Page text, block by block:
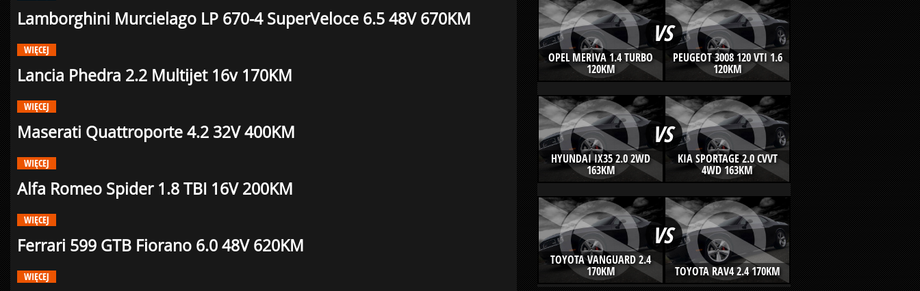
Lamborghini Murcielago LP 670-4 SuperVeloce 6.5 48V 670KM
WIĘCEJ
Lancia Phedra 2.2 Multijet 16v 170KM
WIĘCEJ
Maserati Quattroporte 4.2 32V 400KM
WIĘCEJ
Alfa Romeo Spider 1.8 TBI 16V 200KM
WIĘCEJ
Ferrari 599 GTB Fiorano 6.0 48V 620KM
WIĘCEJ
OPEL MERIVA 1.4 TURBO
120KM
PEUGEOT 3008 120 VTI 1.6
120KM
VS
HYUNDAI IX35 2.0 2WD
163KM
KIA SPORTAGE 2.0 CVVT
4WD 163KM
VS
TOYOTA VANGUARD 2.4
170KM TOYOTA RAV4 2.4 170KM
VS